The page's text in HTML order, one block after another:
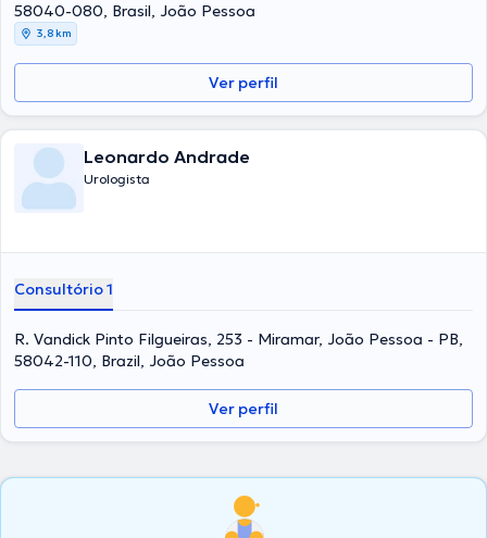
58040-080, Brasil, João Pessoa
3,8 km
Ver perfil
Leonardo Andrade
Urologista
Consultório 1
R. Vandick Pinto Filgueiras, 253 - Miramar, João Pessoa - PB,
58042-110, Brazil, João Pessoa
Ver perfil